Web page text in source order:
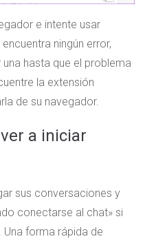
e intente usar
ningún error,
hasta que el problema
la extensión
de su navegador.
a iniciar
sus conversaciones y
conectarse al chat» si
Una forma rápida de